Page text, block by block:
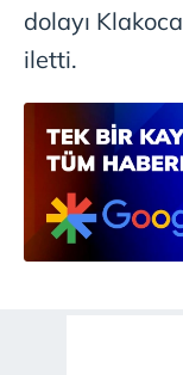
dolayı
iletti.